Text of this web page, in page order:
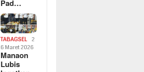
Pad…
TABAGSEL
2
6 Maret 2026
Manaon
Lubis